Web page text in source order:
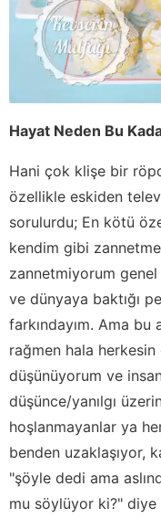
Hayat Neden Bu
Hani çok klişe bir
özellikle eskiden
sorulurdu; En kötü
kendim gibi
zannetmiyorum
ve dünyaya baktığı
farkındayım. Ama bu
rağmen hala
düşünüyorum ve
düşünce/yanılgı
hoşlanmayanlar ya
benden uzaklaşıyor,
"şöyle dedi ama
mu söylüyor ki?" diye